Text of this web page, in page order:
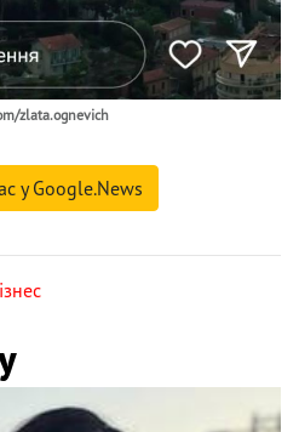
zlata.ognevich
у Google.News